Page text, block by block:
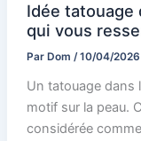
Idée tatouage
qui vous
Par Dom /10/04/2026
Un tatouage dans
motif sur la peau.
considérée comme